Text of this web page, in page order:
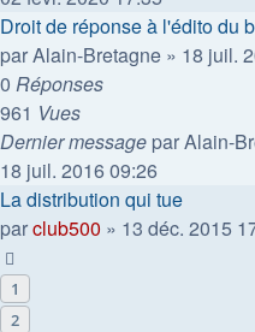
Droit de réponse à l'édito du
parAlain-Bretagne » 18 juil.
0 Réponses
961 Vues
Dernier message parAlain-
18 juil. 2016 09:26
La distribution qui tue
parclub500 » 13 déc. 2015
1
2